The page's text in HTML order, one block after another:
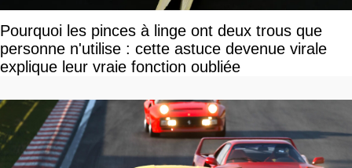
Pourquoi les pinces à linge ont deux trous que
personne n'utilise : cette astuce devenue virale
explique leur vraie fonction oubliée